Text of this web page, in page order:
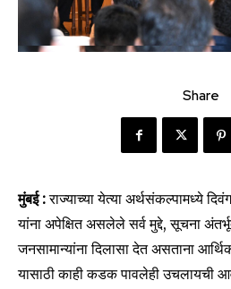
Share
मुंबई :राज्याच्या येत्या अर्थसंकल्पामध्ये
यांना अपेक्षित असलेले सर्व मुद्दे, सूचना
जनसामान्यांना दिलासा देत असताना
यासाठी काही कडक पावलेही उचलायची